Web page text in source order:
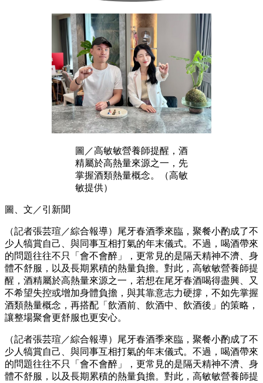
圖／高敏敏營養師提醒，酒
精屬於高熱量來源之一，先
掌握酒類熱量概念。（高敏
敏提供）
圖、文／引新聞
（記者張芸瑄／綜合報導）尾牙春酒季來臨，聚餐小酌成了不
少人犒賞自己、與同事互相打氣的年末儀式。不過，喝酒帶來
的問題往往不只「會不會醉」，更常見的是隔天精神不濟、身
體不舒服，以及長期累積的熱量負擔。對此，高敏敏營養師提
醒，酒精屬於高熱量來源之一，若想在尾牙春酒喝得盡興、又
不希望失控或增加身體負擔，與其靠意志力硬撐，不如先掌握
酒類熱量概念，再搭配「飲酒前、飲酒中、飲酒後」的策略，
讓整場聚會更舒服也更安心。
（記者張芸瑄／綜合報導）尾牙春酒季來臨，聚餐小酌成了不
少人犒賞自己、與同事互相打氣的年末儀式。不過，喝酒帶來
的問題往往不只「會不會醉」，更常見的是隔天精神不濟、身
體不舒服，以及長期累積的熱量負擔。對此，高敏敏營養師提